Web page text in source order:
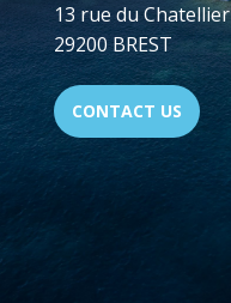
13 rue du Chatellier
29200 BREST
CONTACT US